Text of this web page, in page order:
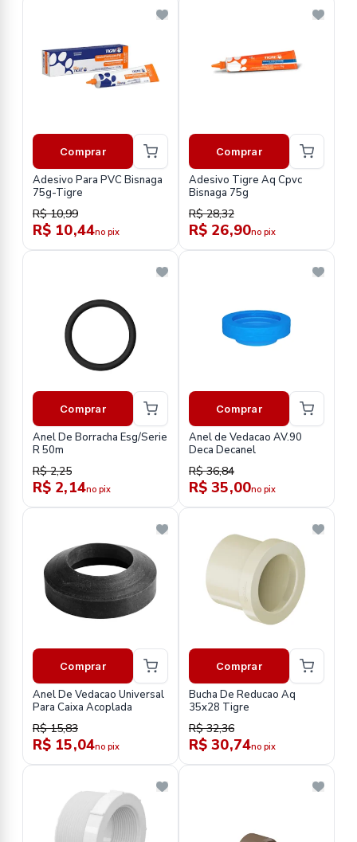
Comprar
Adesivo Para PVC Bisnaga
75g-Tigre
R$ 10,99
R$ 10,44no pix
Comprar
Adesivo Tigre Aq Cpvc
Bisnaga 75g
R$ 28,32
R$ 26,90no pix
Comprar
Anel De Borracha Esg/Serie
R 50m
R$ 2,25
R$ 2,14no pix
Comprar
Anel de Vedacao AV.90
Deca Decanel
R$ 36,84
R$ 35,00no pix
Comprar
Anel De Vedacao Universal
Para Caixa Acoplada
R$ 15,83
R$ 15,04no pix
Comprar
Bucha De Reducao Aq
35x28 Tigre
R$ 32,36
R$ 30,74no pix